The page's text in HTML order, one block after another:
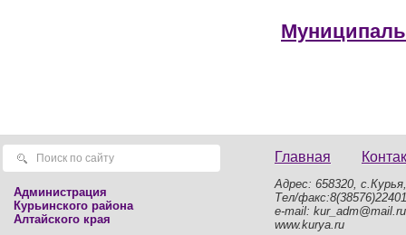
Администрация
Курьинского района
Алтайского края
Главная
Адрес: 658320,
Тел/факс:8(38576)22401
e-mail: kur_adm@mail.ru
www.kurya.ru